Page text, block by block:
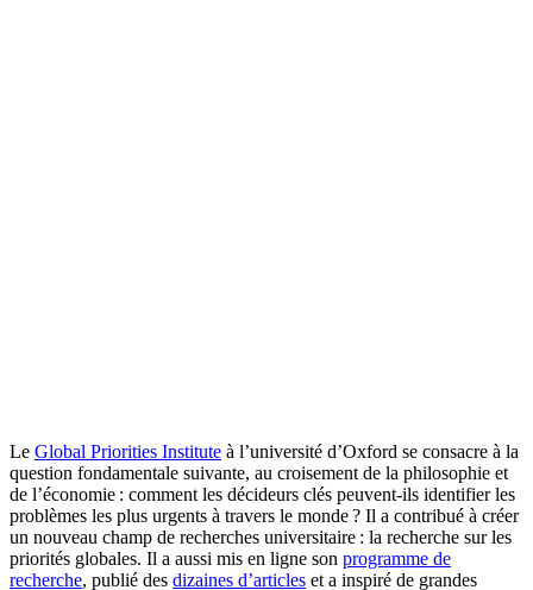
Le Global Priorities Institute à l’université d’Oxford se consacre à la
question fondamentale suivante, au croisement de la philosophie et
de l’économie : comment les décideurs clés peuvent-ils identifier les
problèmes les plus urgents à travers le monde ? Il a contribué à créer
un nouveau champ de recherches universitaire : la recherche sur les
priorités globales. Il a aussi mis en ligne son programme de
recherche, publié des dizaines d’articles et a inspiré de grandes